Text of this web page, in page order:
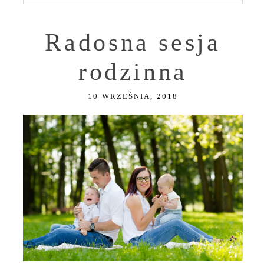
Radosna sesja
rodzinna
10 WRZEŚNIA, 2018